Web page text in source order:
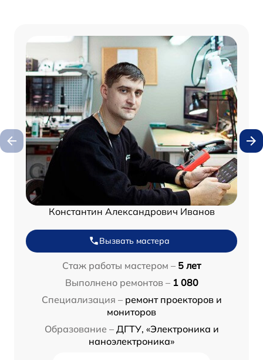
Константин Александрович Иванов
Вызвать мастера
Стаж работы мастером – 5 лет
Выполнено ремонтов – 1 080
Специализация – ремонт проекторов и
мониторов
Образование – ДГТУ, «Электроника и
наноэлектроника»